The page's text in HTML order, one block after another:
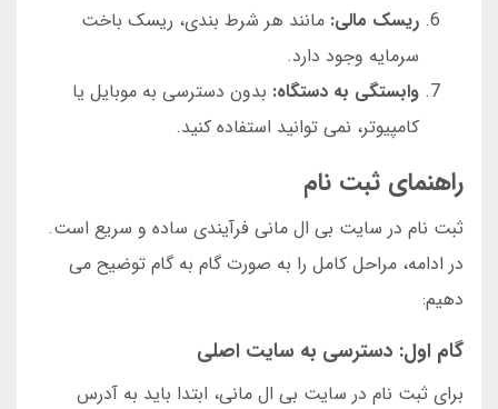
ریسک مالی: مانند هر شرط بندی، ریسک باخت
سرمایه وجود دارد.
وابستگی به دستگاه: بدون دسترسی به موبایل یا
کامپیوتر، نمی توانید استفاده کنید.
راهنمای ثبت نام
ثبت نام در سایت بی ال مانی فرآیندی ساده و سریع است.
در ادامه، مراحل کامل را به صورت گام به گام توضیح می
دهیم:
گام اول: دسترسی به سایت اصلی
برای ثبت نام در سایت بی ال مانی، ابتدا باید به آدرس